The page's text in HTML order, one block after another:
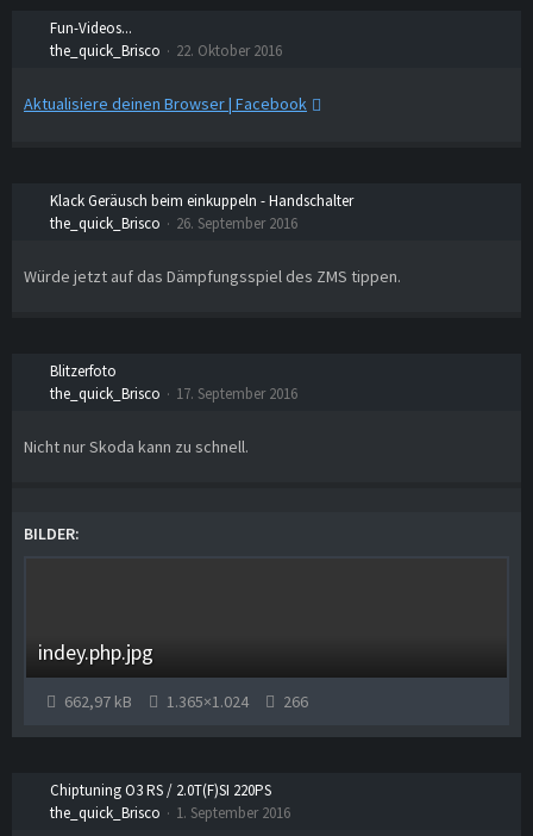
Fun-Videos...
the_quick_Brisco
22. Oktober 2016
Aktualisiere deinen Browser | Facebook
Klack Geräusch beim einkuppeln - Handschalter
the_quick_Brisco
26. September 2016
Würde jetzt auf das Dämpfungsspiel des ZMS tippen.
Blitzerfoto
the_quick_Brisco
17. September 2016
Nicht nur Skoda kann zu schnell.
BILDER
indey.php.jpg
662,97 kB 1.365×1.024 266
Chiptuning O3 RS / 2.0T(F)SI 220PS
the_quick_Brisco
1. September 2016